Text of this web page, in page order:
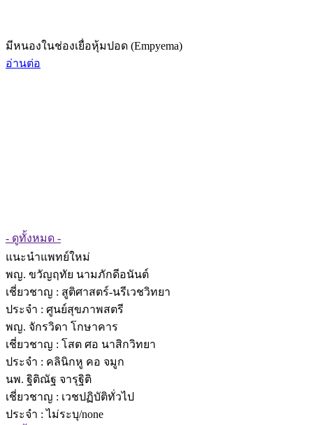
มีหนองในช่องเยื่อหุ้มปอด (Empyema)
อ่านต่อ
- ดูทั้งหมด -
แนะนำแพทย์ใหม่
พญ. ขวัญฤทัย นามภักดีอนันต์
เชี่ยวชาญ : สูติศาสตร์-นรีเวชวิทยา
ประจำ : ศูนย์สุขภาพสตรี
พญ. จักรวิดา โกษาคาร
เชี่ยวชาญ : โสต ศอ นาสิกวิทยา
ประจำ : คลินิกหู คอ จมูก
นพ. ฐิติณัฐ จารุฐิติ
เชี่ยวชาญ : เวชปฏิบัติทั่วไป
ประจำ : ไม่ระบุ/none